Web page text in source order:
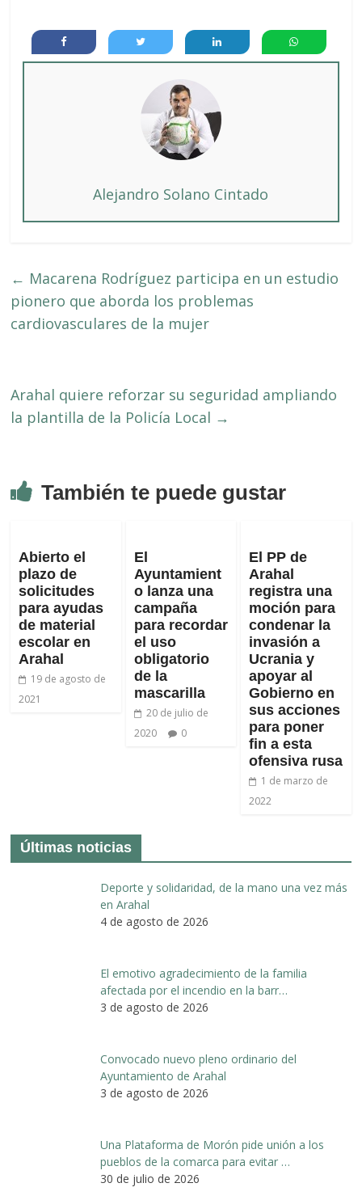
Alejandro Solano Cintado
← Macarena Rodríguez participa en un estudio
pionero que aborda los problemas
cardiovasculares de la mujer
Arahal quiere reforzar su seguridad ampliando
la plantilla de la Policía Local →
También te puede gustar
Abierto el
plazo de
solicitudes
para ayudas
de material
escolar en
Arahal
19 de agosto de
2021
El
Ayuntamient
o lanza una
campaña
para recordar
el uso
obligatorio
de la
mascarilla
20 de julio de
2020
0
El PP de
Arahal
registra una
moción para
condenar la
invasión a
Ucrania y
apoyar al
Gobierno en
sus acciones
para poner
fin a esta
ofensiva rusa
1 de marzo de
2022
Últimas noticias
Deporte y solidaridad, de la mano una vez más
en Arahal
4 de agosto de 2026
El emotivo agradecimiento de la familia
afectada por el incendio en la barr…
3 de agosto de 2026
Convocado nuevo pleno ordinario del
Ayuntamiento de Arahal
3 de agosto de 2026
Una Plataforma de Morón pide unión a los
pueblos de la comarca para evitar …
30 de julio de 2026